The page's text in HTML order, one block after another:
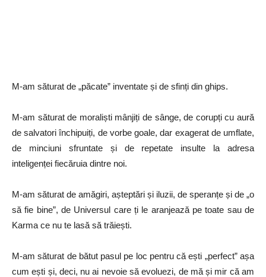
M-am săturat de „păcate” inventate și de sfinți din ghips.
M-am săturat de moraliști mânjiți de sânge, de corupți cu aură
de salvatori închipuiți, de vorbe goale, dar exagerat de umflate,
de minciuni sfruntate și de repetate insulte la adresa
inteligenței fiecăruia dintre noi.
M-am săturat de amăgiri, așteptări și iluzii, de speranțe și de „o
să fie bine”, de Universul care ți le aranjează pe toate sau de
Karma ce nu te lasă să trăiești.
M-am săturat de bătut pasul pe loc pentru că ești „perfect” așa
cum ești și, deci, nu ai nevoie să evoluezi, de mă și mir că am